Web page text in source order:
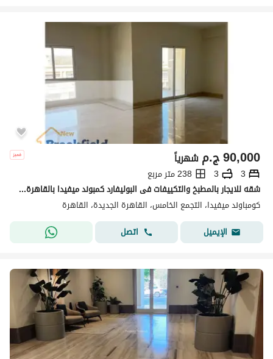
ج.م90,000 شهرياً
3
3
238 متر مربع
شقه للايجار بالمطبخ والتكييفات فى البوليفارد كمبوند ميفيدا بالقاهرة الجديدة Luxury Apartment for Rent in Mivida New Cairo Move-In Ready with Kitchen
كومباوند ميفيدا، التجمع الخامس، القاهرة الجديدة، القاهرة
الإيميل
اتصل